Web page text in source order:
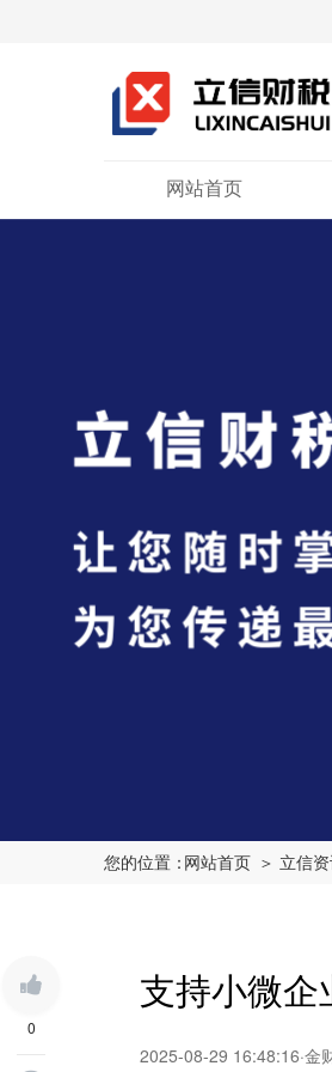
网站首页
您的位置：网站首页 ＞ 立信
0
支持小微
2025-08-29 16:48:16·金